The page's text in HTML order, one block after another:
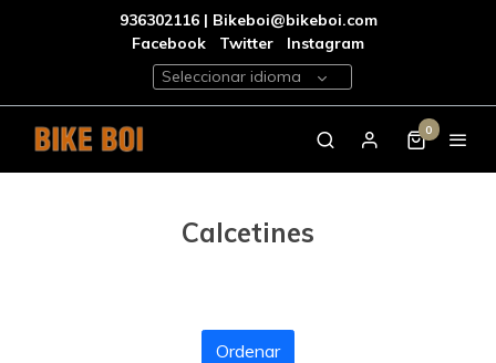
936302116 | Bikeboi@bikeboi.com
Facebook
Twitter
Instagram
Seleccionar idioma
0
Calcetines
Ordenar